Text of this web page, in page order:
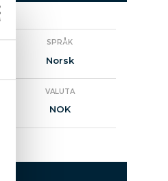
SPRÅK
Norsk
VALUTA
NOK